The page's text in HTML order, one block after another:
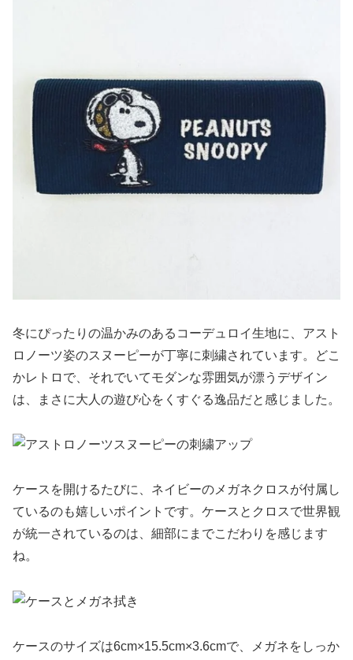
冬にぴったりの温かみのあるコーデュロイ生地に、アスト
ロノーツ姿のスヌーピーが丁寧に刺繍されています。どこ
かレトロで、それでいてモダンな雰囲気が漂うデザイン
は、まさに大人の遊び心をくすぐる逸品だと感じました。
ケースを開けるたびに、ネイビーのメガネクロスが付属し
ているのも嬉しいポイントです。ケースとクロスで世界観
が統一されているのは、細部にまでこだわりを感じます
ね。
ケースのサイズは6cm×15.5cm×3.6cmで、メガネをしっか